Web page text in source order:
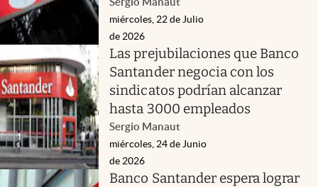
miércoles, 22 de Julio
de 2026
Las prejubilaciones que Banco
Santander negocia con los
sindicatos podrían alcanzar
hasta 3000 empleados
Sergio Manaut
miércoles, 24 de Junio
de 2026
Banco Santander espera lograr